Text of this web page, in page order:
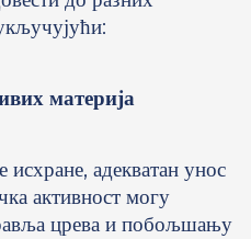
материја
адекватан унос
активност могу
црева и побољшању